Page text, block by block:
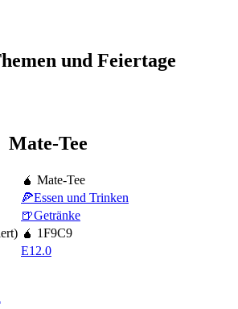
und Feiertage
Mate-Tee
🧉 Mate-Tee
🍕Essen und Trinken
🍺Getränke
🧉 1F9C9
E12.0